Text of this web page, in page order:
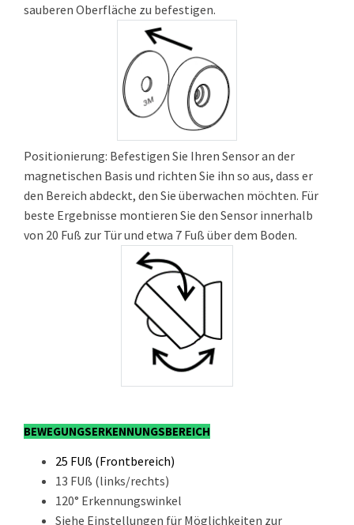
sauberen Oberfläche zu befestigen.
Positionierung: Befestigen Sie Ihren Sensor an der
magnetischen Basis und richten Sie ihn so aus, dass er
den Bereich abdeckt, den Sie überwachen möchten. Für
beste Ergebnisse montieren Sie den Sensor innerhalb
von 20 Fuß zur Tür und etwa 7 Fuß über dem Boden.
BEWEGUNGSERKENNUNGSBEREICH
25 FUß (Frontbereich)
13 FUß (links/rechts)
120° Erkennungswinkel
Siehe Einstellungen für Möglichkeiten zur